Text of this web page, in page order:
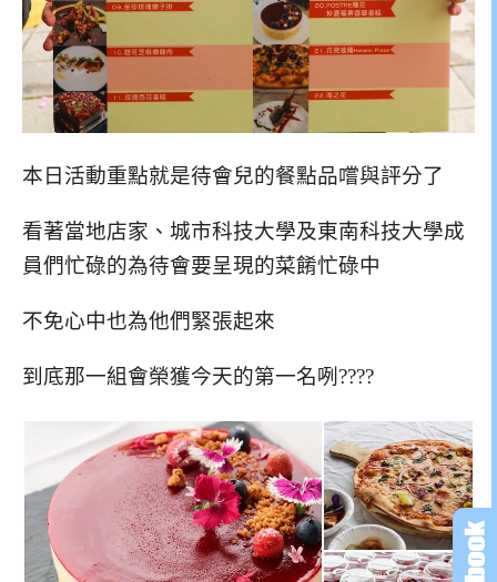
本日活動重點就是待會兒的餐點品嚐與評分了
看著當地店家、城市科技大學及東南科技大學成
員們忙碌的為待會要呈現的菜餚忙碌中
不免心中也為他們緊張起來
到底那一組會榮獲今天的第一名咧????